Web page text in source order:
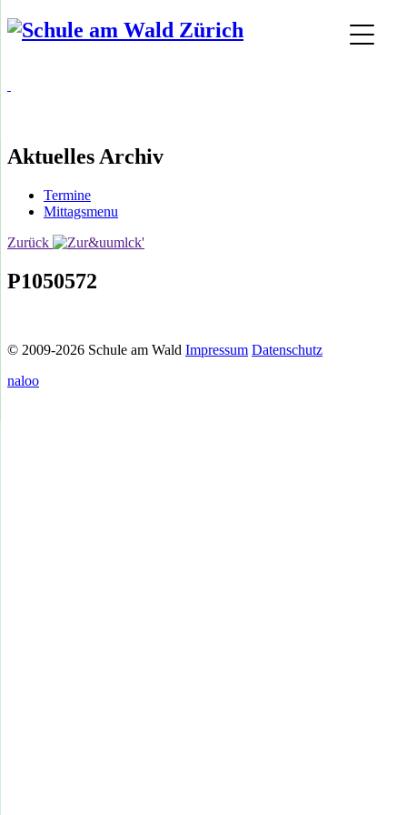
Aktuelles Archiv
Termine
Mittagsmenu
Zurück
P1050572
© 2009-2026 Schule am Wald Impressum Datenschutz
naloo